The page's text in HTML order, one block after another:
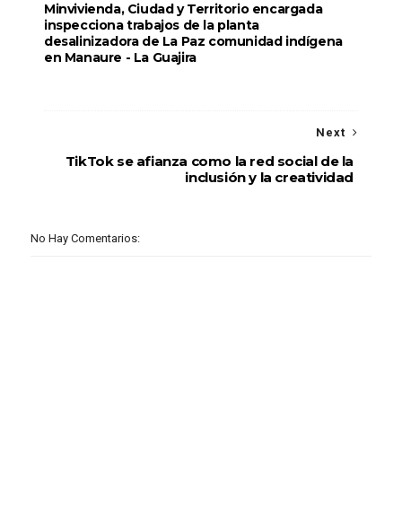
Minvivienda, Ciudad y Territorio encargada
inspecciona trabajos de la planta
desalinizadora de La Paz comunidad indígena
en Manaure - La Guajira
Next
TikTok se afianza como la red social de la
inclusión y la creatividad
No Hay Comentarios: